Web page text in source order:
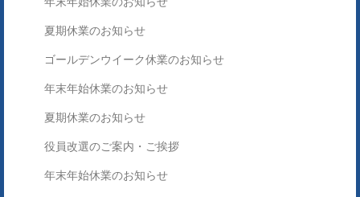
夏期休業のお知らせ
ゴールデンウイーク休業のお知らせ
年末年始休業のお知らせ
夏期休業のお知らせ
役員改選のご案内・ご挨拶
年末年始休業のお知らせ